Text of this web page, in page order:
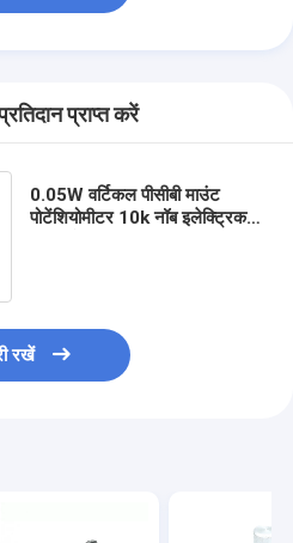
प्राप्त करें
0.05W वर्टिकल पीसीबी माउंट
पोटेंशियोमीटर 10k नॉब इलेक्ट्रिक
रखें